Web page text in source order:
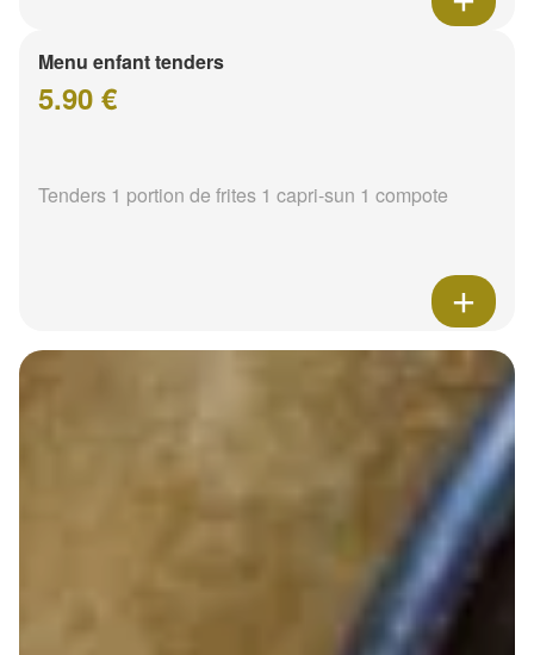
Menu enfant tenders
5.90 €
Tenders 1 portion de frites 1 capri-sun 1 compote